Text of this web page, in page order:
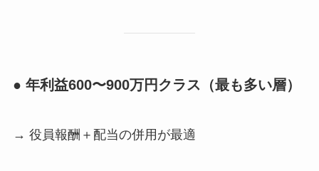
● 年利益600〜900万円クラス（最も多い層）
→ 役員報酬＋配当の併用が最適